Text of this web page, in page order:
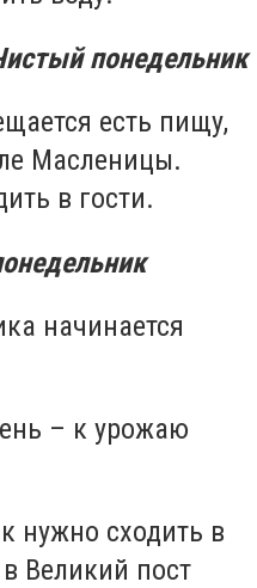
понедельник
есть пищу,
Масленицы.
в гости.
начинается
– к урожаю
нужно сходить в
Великий пост